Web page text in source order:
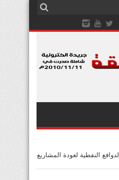
الدوافع النفطية لعودة المشاريع